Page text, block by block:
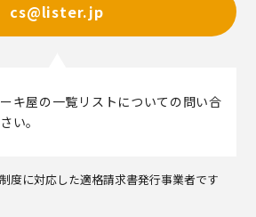
cs@lister.jp
キ屋の一覧リストについての問い合
い。
度に対応した適格請求書発行事業者です